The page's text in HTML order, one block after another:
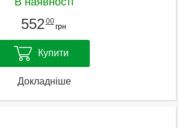
552 00
грн
Купити
Докладніше